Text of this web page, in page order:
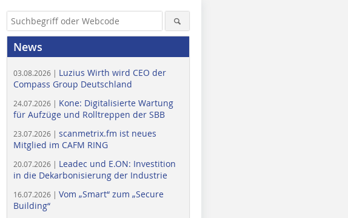
News
03.08.2026 | Luzius Wirth wird CEO der
Compass Group Deutschland
24.07.2026 | Kone: Digitalisierte Wartung
für Aufzüge und Rolltreppen der SBB
23.07.2026 | scanmetrix.fm ist neues
Mitglied im CAFM RING
20.07.2026 | Leadec und E.ON: Investition
in die Dekarbonisierung der Industrie
16.07.2026 | Vom „Smart“ zum „Secure
Building“